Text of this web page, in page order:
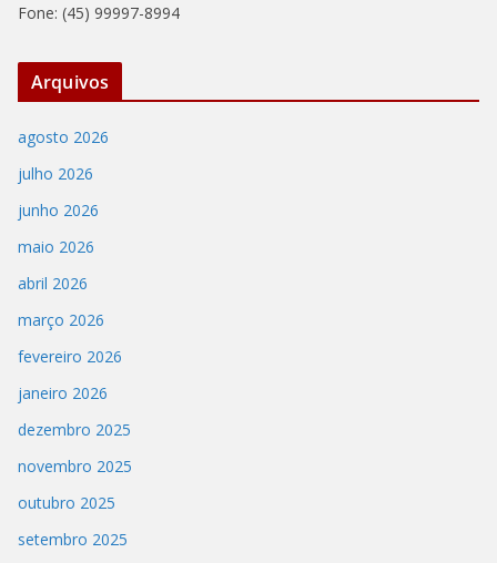
Fone: (45) 99997-8994
Arquivos
agosto 2026
julho 2026
junho 2026
maio 2026
abril 2026
março 2026
fevereiro 2026
janeiro 2026
dezembro 2025
novembro 2025
outubro 2025
setembro 2025